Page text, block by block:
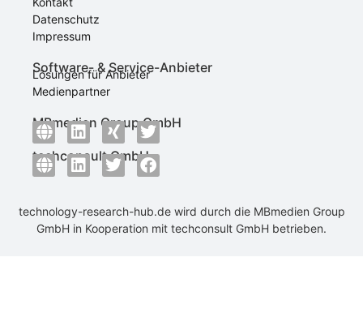
Datenschutz
Impressum
Software- & Service-Anbieter
Lösungen für Anbieter
Medienpartner
MBmedien Group GmbH
techconsult GmbH
technology-research-hub.de wird durch die MBmedien Group
GmbH in Kooperation mit techconsult GmbH betrieben.